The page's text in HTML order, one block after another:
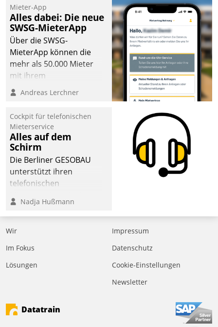
Mieter-App
Alles dabei: Die neue
SWSG-MieterApp
Über die SWSG-
MieterApp können die
mehr als 50.000 Mieter
mit ihrem
Wohnungsunternehmen
kommunizieren, auf dem
einsehen und ändern
oder
Schadensmeldungen
abgeben – rund um die
Uhr.
Andreas Lerchner
Cockpit für telefonischen
Mieterservice
Alles auf dem
Schirm
Die Berliner GESOBAU
unterstützt ihren
telefonischen
digitalen Cockpit, das
situationsbezogen
passende Fragen und
Eine intuitive
Dialogführung ermöglicht
effizienter zu bearbeiten.
Nadja Hußmann
Wir
Im Fokus
Lösungen
Impressum
Datenschutz
Cookie-Einstellungen
Newsletter
Datatrain